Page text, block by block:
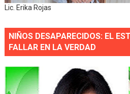
Lic. Erika Rojas
NIÑOS DESAPARECIDOS: EL
FALLAR EN LA VERDAD